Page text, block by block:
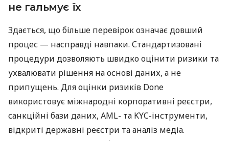
не гальмує їх
Здається, що більше перевірок означає довший
процес — насправді навпаки. Стандартизовані
процедури дозволяють швидко оцінити ризики та
ухвалювати рішення на основі даних, а не
припущень. Для оцінки ризиків Done
використовує міжнародні корпоративні реєстри,
санкційні бази даних, AML- та KYC-інструменти,
відкриті державні реєстри та аналіз медіа.